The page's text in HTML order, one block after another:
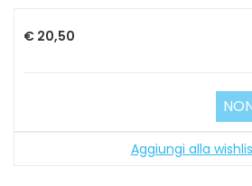
€ 20,50
Aggiungi alla